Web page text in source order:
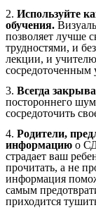
2. Используйте
обучения.
позволяет лучше
трудностями, и
лекции, и учителю
сосредоточенным
3. Всегда
постороннего
сосредоточить
4. Родители,
информацию о
страдает ваш
прочитать, а не
информация
самым
приходится